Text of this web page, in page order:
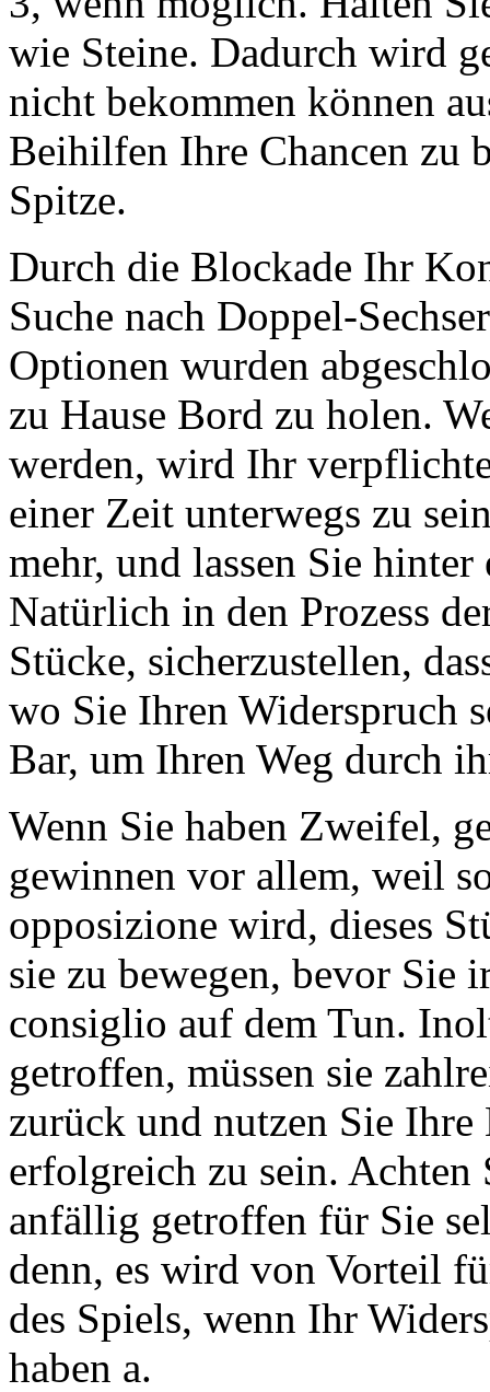
wie Steine. Dadurch wird
nicht bekommen können
Beihilfen Ihre Chancen zu
Spitze.
Durch die Blockade Ihr
Suche nach Doppel-
Optionen wurden
zu Hause Bord zu holen.
werden, wird Ihr
einer Zeit unterwegs zu
mehr, und lassen Sie
Natürlich in den Prozess
Stücke, sicherzustellen,
wo Sie Ihren Widerspruch
Bar, um Ihren Weg durch
Wenn Sie haben Zweifel,
gewinnen vor allem, weil
opposizione wird, dieses
sie zu bewegen, bevor Sie
consiglio auf dem Tun.
getroffen, müssen sie
zurück und nutzen Sie
erfolgreich zu sein. Achten
anfällig getroffen für Sie
denn, es wird von Vorteil
des Spiels, wenn Ihr
haben a.